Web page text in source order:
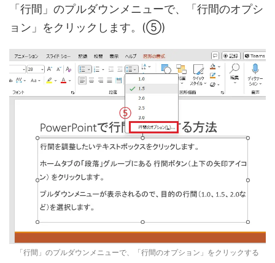
「行間」のプルダウンメニューで、「行間のオプシ
ョン」をクリックします。(⑤)
「行間」のプルダウンメニューで、「行間のオプション」をクリックする